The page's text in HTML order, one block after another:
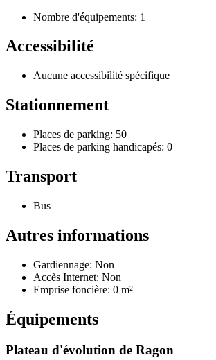
Nombre d'équipements: 1
Accessibilité
Aucune accessibilité spécifique
Stationnement
Places de parking: 50
Places de parking handicapés: 0
Transport
Bus
Autres informations
Gardiennage: Non
Accès Internet: Non
Emprise foncière: 0 m²
Équipements
Plateau d'évolution de Ragon